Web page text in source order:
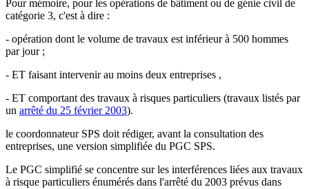
Pour mémoire, pour les opérations de bâtiment ou de génie civil de
catégorie 3, c'est à dire :
- opération dont le volume de travaux est inférieur à 500 hommes
par jour ;
- ET faisant intervenir au moins deux entreprises ,
- ET comportant des travaux à risques particuliers (travaux listés par
un arrêté du 25 février 2003).
le coordonnateur SPS doit rédiger, avant la consultation des
entreprises, une version simplifiée du PGC SPS.
Le PGC simplifié se concentre sur les interférences liées aux travaux
à risque particuliers énumérés dans l'arrêté du 2003 prévus dans